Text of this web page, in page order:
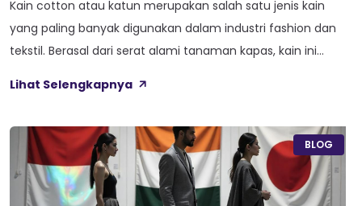
Kain cotton atau katun merupakan salah satu jenis kain
yang paling banyak digunakan dalam industri fashion dan
tekstil. Berasal dari serat alami tanaman kapas, kain ini
kenyamanan saat dikenakan. Namun, tidak semua kain
kain cotton yang memiliki keunggulan dan kegunaan […]
Lihat Selengkapnya
BLOG